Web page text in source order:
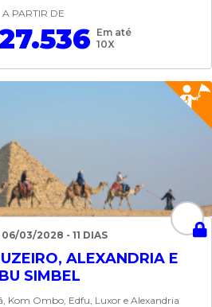
A PARTIR DE
Em até
10X
03/2028 - 11 DIAS
ALEXANDRIA E
SIMBEL
Kom Ombo, Edfu, Luxor e Alexandria